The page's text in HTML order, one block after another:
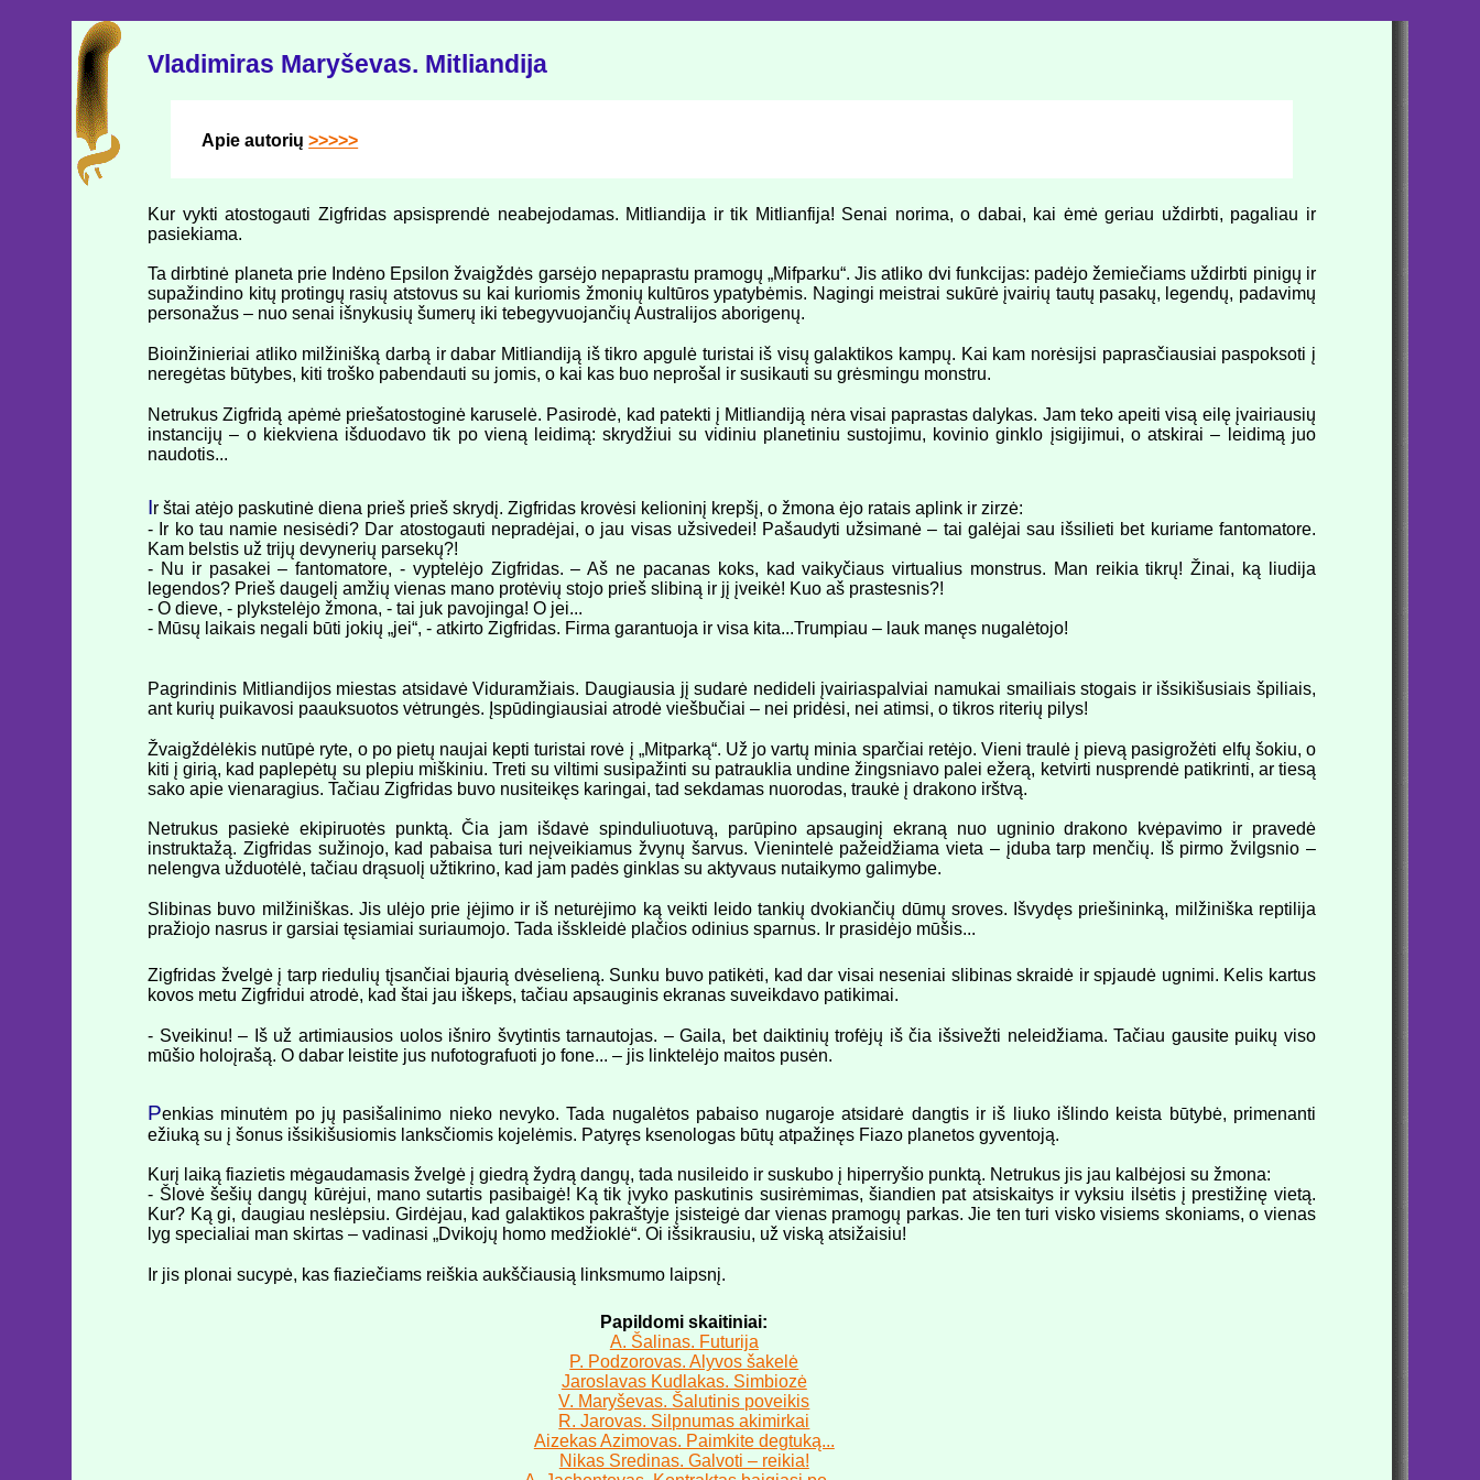
Vladimiras Maryševas. Mitliandija
Apie autorių>>>>>
Kur vykti atostogauti Zigfridas apsisprendė neabejodamas. Mitliandija ir tik Mitlianfija! Senai norima, o dabai, kai ėmė geriau uždirbti, pagaliau ir
pasiekiama.
Ta dirbtinė planeta prie Indėno Epsilon žvaigždės garsėjo nepaprastu pramogų „Mifparku“. Jis atliko dvi funkcijas: padėjo žemiečiams uždirbti pinigų ir
supažindino kitų protingų rasių atstovus su kai kuriomis žmonių kultūros ypatybėmis. Nagingi meistrai sukūrė įvairių tautų pasakų, legendų, padavimų
personažus – nuo senai išnykusių šumerų iki tebegyvuojančių Australijos aborigenų.
Bioinžinieriai atliko milžinišką darbą ir dabar Mitliandiją iš tikro apgulė turistai iš visų galaktikos kampų. Kai kam norėsijsi paprasčiausiai paspoksoti į
neregėtas būtybes, kiti troško pabendauti su jomis, o kai kas buo neprošal ir susikauti su grėsmingu monstru.
Netrukus Zigfridą apėmė priešatostoginė karuselė. Pasirodė, kad patekti į Mitliandiją nėra visai paprastas dalykas. Jam teko apeiti visą eilę įvairiausių
instancijų – o kiekviena išduodavo tik po vieną leidimą: skrydžiui su vidiniu planetiniu sustojimu, kovinio ginklo įsigijimui, o atskirai – leidimą juo
naudotis...
Ir štai atėjo paskutinė diena prieš prieš skrydį. Zigfridas krovėsi kelioninį krepšį, o žmona ėjo ratais aplink ir zirzė:
- Ir ko tau namie nesisėdi? Dar atostogauti nepradėjai, o jau visas užsivedei! Pašaudyti užsimanė – tai galėjai sau išsilieti bet kuriame fantomatore.
Kam belstis už trijų devynerių parsekų?!
- Nu ir pasakei – fantomatore, - vyptelėjo Zigfridas. – Aš ne pacanas koks, kad vaikyčiaus virtualius monstrus. Man reikia tikrų! Žinai, ką liudija
legendos? Prieš daugelį amžių vienas mano protėvių stojo prieš slibiną ir jį įveikė! Kuo aš prastesnis?!
- O dieve, - plykstelėjo žmona, - tai juk pavojinga! O jei...
- Mūsų laikais negali būti jokių „jei“, - atkirto Zigfridas. Firma garantuoja ir visa kita...Trumpiau – lauk manęs nugalėtojo!
Pagrindinis Mitliandijos miestas atsidavė Viduramžiais. Daugiausia jį sudarė nedideli įvairiaspalviai namukai smailiais stogais ir išsikišusiais špiliais,
ant kurių puikavosi paauksuotos vėtrungės. Įspūdingiausiai atrodė viešbučiai – nei pridėsi, nei atimsi, o tikros riterių pilys!
Žvaigždėlėkis nutūpė ryte, o po pietų naujai kepti turistai rovė į „Mitparką“. Už jo vartų minia sparčiai retėjo. Vieni traulė į pievą pasigrožėti elfų šokiu, o
kiti į girią, kad paplepėtų su plepiu miškiniu. Treti su viltimi susipažinti su patrauklia undine žingsniavo palei ežerą, ketvirti nusprendė patikrinti, ar tiesą
sako apie vienaragius. Tačiau Zigfridas buvo nusiteikęs karingai, tad sekdamas nuorodas, traukė į drakono irštvą.
Netrukus pasiekė ekipiruotės punktą. Čia jam išdavė spinduliuotuvą, parūpino apsauginį ekraną nuo ugninio drakono kvėpavimo ir pravedė
instruktažą. Zigfridas sužinojo, kad pabaisa turi neįveikiamus žvynų šarvus. Vienintelė pažeidžiama vieta – įduba tarp menčių. Iš pirmo žvilgsnio –
nelengva užduotėlė, tačiau drąsuolį užtikrino, kad jam padės ginklas su aktyvaus nutaikymo galimybe.
Slibinas buvo milžiniškas. Jis ulėjo prie įėjimo ir iš neturėjimo ką veikti leido tankių dvokiančių dūmų sroves. Išvydęs priešininką, milžiniška reptilija
pražiojo nasrus ir garsiai tęsiamiai suriaumojo. Tada išskleidė plačios odinius sparnus. Ir prasidėjo mūšis...
Zigfridas žvelgė į tarp riedulių tįsančiai bjaurią dvėselieną. Sunku buvo patikėti, kad dar visai neseniai slibinas skraidė ir spjaudė ugnimi. Kelis kartus
kovos metu Zigfridui atrodė, kad štai jau iškeps, tačiau apsauginis ekranas suveikdavo patikimai.
- Sveikinu! – Iš už artimiausios uolos išniro švytintis tarnautojas. – Gaila, bet daiktinių trofėjų iš čia išsivežti neleidžiama. Tačiau gausite puikų viso
mūšio holoįrašą. O dabar leistite jus nufotografuoti jo fone... – jis linktelėjo maitos pusėn.
Penkias minutėm po jų pasišalinimo nieko nevyko. Tada nugalėtos pabaiso nugaroje atsidarė dangtis ir iš liuko išlindo keista būtybė, primenanti
ežiuką su į šonus išsikišusiomis lanksčiomis kojelėmis. Patyręs ksenologas būtų atpažinęs Fiazo planetos gyventoją.
Kurį laiką fiazietis mėgaudamasis žvelgė į giedrą žydrą dangų, tada nusileido ir suskubo į hiperryšio punktą. Netrukus jis jau kalbėjosi su žmona:
- Šlovė šešių dangų kūrėjui, mano sutartis pasibaigė! Ką tik įvyko paskutinis susirėmimas, šiandien pat atsiskaitys ir vyksiu ilsėtis į prestižinę vietą.
Kur? Ką gi, daugiau neslėpsiu. Girdėjau, kad galaktikos pakraštyje įsisteigė dar vienas pramogų parkas. Jie ten turi visko visiems skoniams, o vienas
lyg specialiai man skirtas – vadinasi „Dvikojų homo medžioklė“. Oi išsikrausiu, už viską atsižaisiu!
Ir jis plonai sucypė, kas fiaziečiams reiškia aukščiausią linksmumo laipsnį.
Papildomi skaitiniai:
A. Šalinas. Futurija
P. Podzorovas. Alyvos šakelė
Jaroslavas Kudlakas. Simbiozė
V. Maryševas. Šalutinis poveikis
R. Jarovas. Silpnumas akimirkai
Aizekas Azimovas. Paimkite degtuką...
Nikas Sredinas. Galvoti – reikia!